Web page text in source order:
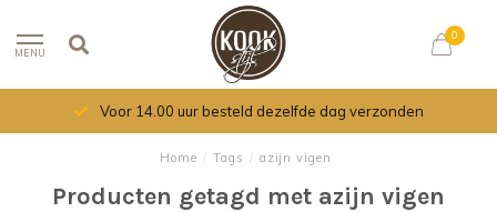
MENU
0
Voor 14.00 uur besteld dezelfde dag verzonden
Home / Tags / azijn vigen
Producten getagd met azijn vigen